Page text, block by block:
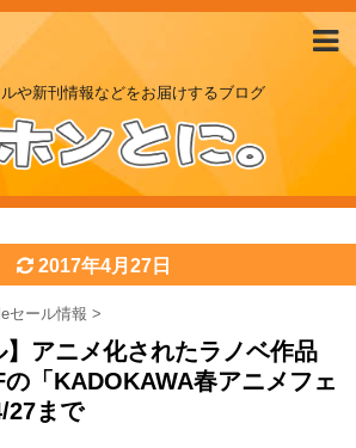
や新刊情報などをお届けするブログ
2017年4月27日
セール情報 >
】アニメ化されたラノベ作品
「KADOKAWA春アニメフェ
27まで